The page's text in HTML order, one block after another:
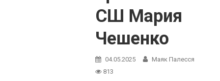
СШ Мария
Чешенко
04.05.2025
Маяк Палесся
813